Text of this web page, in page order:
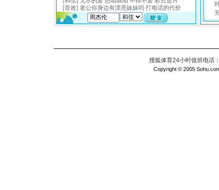
搜狐体育24小时值班电话
Copyright © 2005